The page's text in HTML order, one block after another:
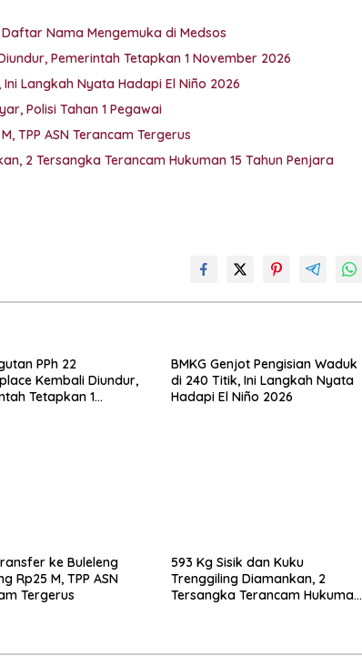
Nama Mengemuka di Medsos
Pemerintah Tetapkan 1 November 2026
Langkah Nyata Hadapi El Niño 2026
Polisi Tahan 1 Pegawai
TPP ASN Terancam Tergerus
2 Tersangka Terancam Hukuman 15 Tahun Penjara
PPh 22
Kembali Diundur,
Tetapkan 1
BMKG Genjot Pengisian Waduk
di 240 Titik, Ini Langkah Nyata
Hadapi El Niño 2026
ke Buleleng
Rp25 M, TPP ASN
Tergerus
593 Kg Sisik dan Kuku
Trenggiling Diamankan, 2
Tersangka Terancam Hukuman